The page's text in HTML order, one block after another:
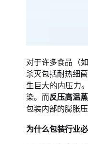
对于许多食品（
杀灭包括耐热细
生巨大的内压力
染。而反压高温
包装内部的膨胀
为什么包装行业